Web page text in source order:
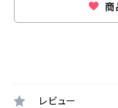
商
レビュー